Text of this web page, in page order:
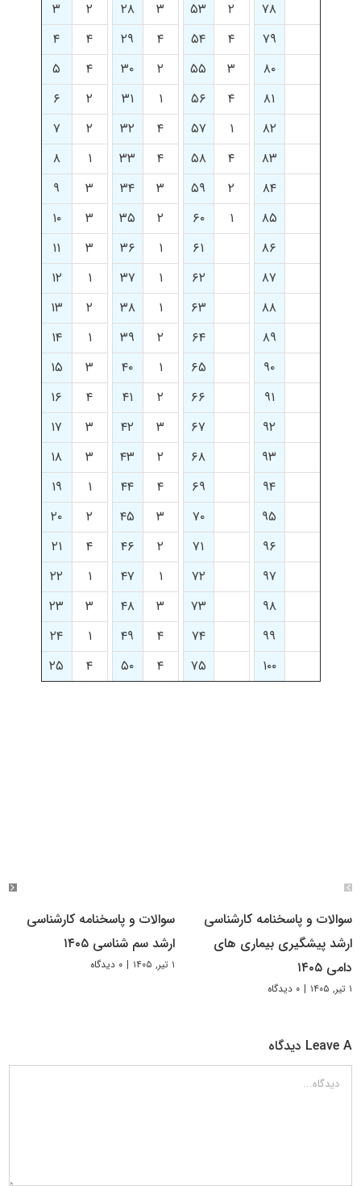
۷۸
۲ ۵۳ ۳ ۲۸ ۲
۳
۷۹
۴ ۵۴ ۴ ۲۹ ۴
۴
۸۰
۳ ۵۵ ۲ ۳۰ ۴
۵
۸۱
۴ ۵۶ ۱ ۳۱ ۲
۶
۸۲
۱ ۵۷ ۴ ۳۲ ۲
۷
۸۳
۴ ۵۸ ۴ ۳۳ ۱
۸
۸۴
۲ ۵۹ ۳ ۳۴ ۳
۹
۸۵
۱ ۶۰ ۲ ۳۵ ۳
۱۰
۸۶
۶۱ ۱ ۳۶ ۳
۱۱
۸۷
۶۲ ۱ ۳۷ ۱
۱۲
۸۸
۶۳ ۱ ۳۸ ۲
۱۳
۸۹
۶۴ ۲ ۳۹ ۱
۱۴
۹۰
۶۵ ۱ ۴۰ ۳
۱۵
۹۱
۶۶ ۲ ۴۱ ۴
۱۶
۹۲
۶۷ ۳ ۴۲ ۳
۱۷
۹۳
۶۸ ۲ ۴۳ ۳
۱۸
۹۴
۶۹ ۴ ۴۴ ۱
۱۹
۹۵
۷۰ ۳ ۴۵ ۲
۲۰
۹۶
۷۱ ۲ ۴۶ ۴
۲۱
۹۷
۷۲ ۱ ۴۷ ۱
۲۲
۹۸
۷۳ ۳ ۴۸ ۳
۲۳
۹۹
۷۴ ۴ ۴۹ ۱
۲۴
۱۰۰
۷۵ ۴ ۵۰ ۴ ۲۵
سوالات و پاسخنامه کارشناسی
ارشد پیشگیری بیماری های
دامی ۱۴۰۵
۱ تیر, ۱۴۰۵ | ۰ دیدگاه
سوالات و پاسخنامه کارشناسی
ارشد سم شناسی ۱۴۰۵
۱ تیر, ۱۴۰۵ | ۰ دیدگاه
Leave A دیدگاه
دیدگاه